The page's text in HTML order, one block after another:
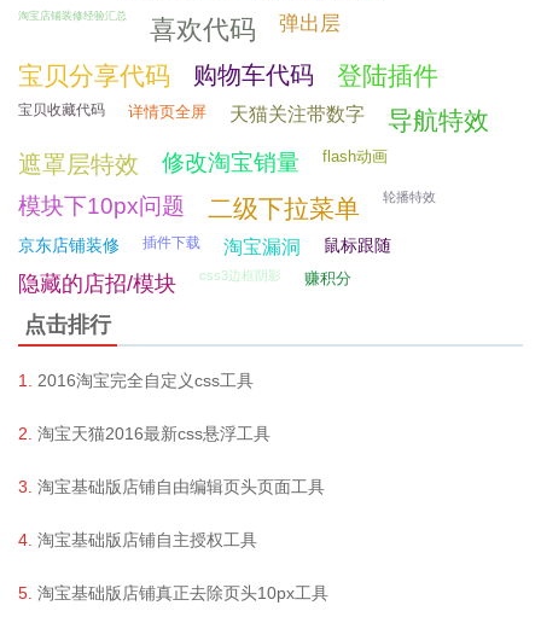
淘宝店铺装修经验汇总 喜欢代码 弹出层
宝贝分享代码 购物车代码 登陆插件
宝贝收藏代码 详情页全屏 天猫关注带数字 导航特效
遮罩层特效 修改淘宝销量 flash动画
模块下10px问题 二级下拉菜单 轮播特效
京东店铺装修 插件下载 淘宝漏洞 鼠标跟随
隐藏的店招/模块 css3边框阴影 赚积分
点击排行
2016淘宝完全自定义css工具
淘宝天猫2016最新css悬浮工具
淘宝基础版店铺自由编辑页头页面工具
淘宝基础版店铺自主授权工具
淘宝基础版店铺真正去除页头10px工具